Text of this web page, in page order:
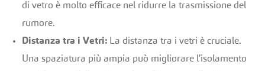
di vetro è molto efficace nel ridurre la trasmissione del
rumore.
Distanza tra i Vetri: La distanza tra i vetri è cruciale.
Una spaziatura più ampia può migliorare l’isolamento